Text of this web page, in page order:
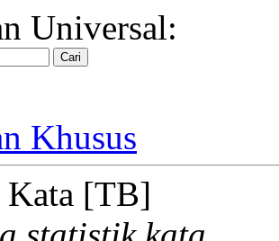
Universal:
Khusus
Kata [TB]